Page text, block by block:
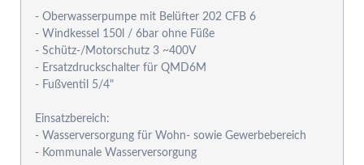
- Oberwasserpumpe mit Belüfter 202 CFB 6
- Windkessel 150l / 6bar ohne Füße
- Schütz-/Motorschutz 3 ~400V
- Ersatzdruckschalter für QMD6M
- Fußventil 5/4"
Einsatzbereich:
- Wasserversorgung für Wohn- sowie Gewerbebereich
- Kommunale Wasserversorgung